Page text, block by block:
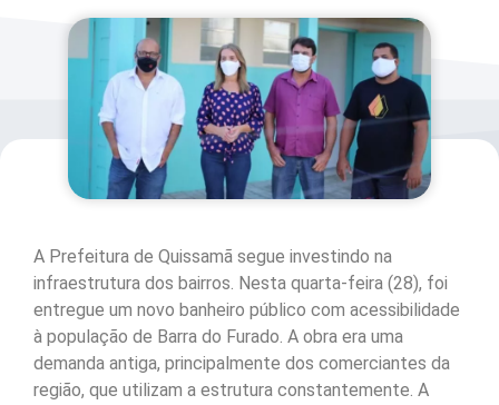
A Prefeitura de Quissamã segue investindo na
infraestrutura dos bairros. Nesta quarta-feira (28), foi
entregue um novo banheiro público com acessibilidade
à população de Barra do Furado. A obra era uma
demanda antiga, principalmente dos comerciantes da
região, que utilizam a estrutura constantemente. A